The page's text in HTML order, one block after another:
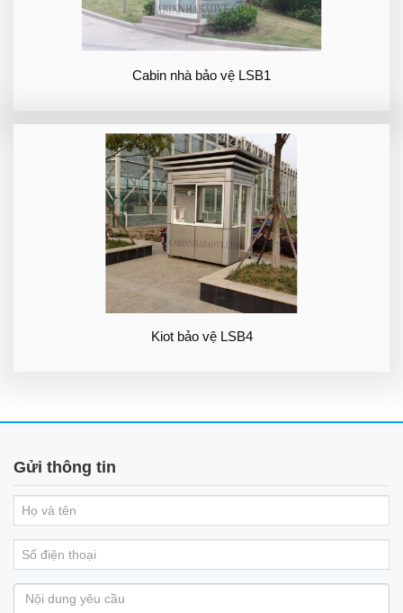
Cabin nhà bảo vệ LSB1
Kiot bảo vệ LSB4
Gửi thông tin